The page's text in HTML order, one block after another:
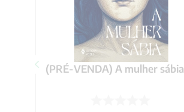
(PRÉ-VENDA) A mulher sábia